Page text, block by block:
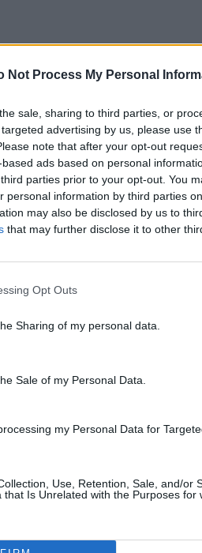
Not Process My Personal
sale, sharing to third parties, or
advertising by us, please use
note that after your opt-out
ads based on personal
parties prior to your opt-out. You
personal information by third parties
may also be disclosed by us to
that may further disclose it to other
Opt Outs
Sharing of my personal data.
Sale of my Personal Data.
my Personal Data for
Use, Retention, Sale, and/or
that Is Unrelated with the Purposes for
100 pontból 50 a szöveges,
matek és történelem - estében is
egy helyen
frissülő
Maradjatok velünk egész nap!
töri van soron
a feladatmegoldásra. Összesen